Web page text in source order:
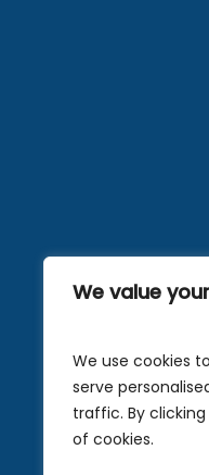
We value
We use cookies
serve
traffic. By
of cookies.